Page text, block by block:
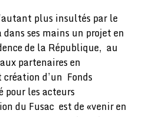
plus insultés par le
ses mains un projet en
de la République, au
partenaires en
d’un Fonds
pour les acteurs
du Fusac est de «venir en